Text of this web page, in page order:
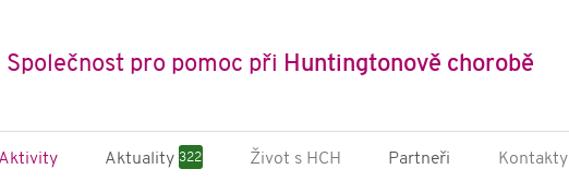
Společnost pro pomoc při Huntingtonově chorobě
Aktivity Aktuality 322 Život s HCH Partneři Kontakty